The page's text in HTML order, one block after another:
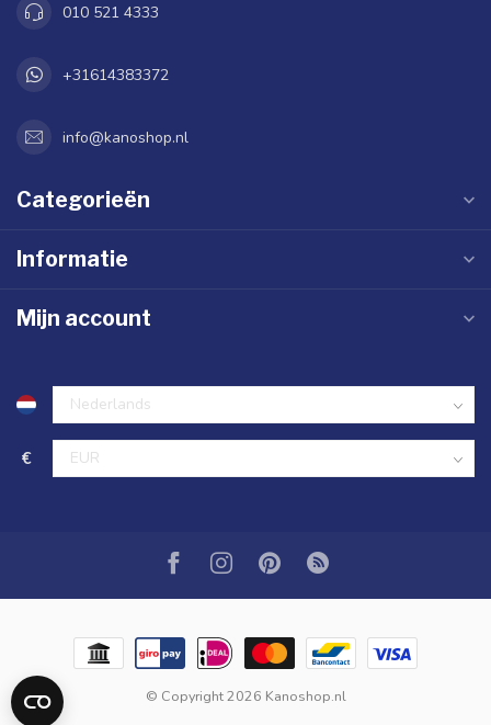
010 521 4333
+31614383372
info@kanoshop.nl
Categorieën
Informatie
Mijn account
€
© Copyright 2026 Kanoshop.nl